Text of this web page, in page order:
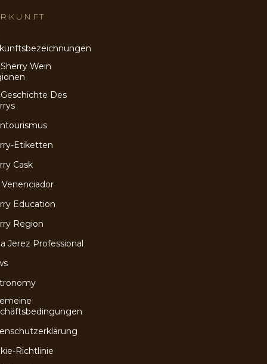
Wein
Des
Etiketten
Cask
Venenciador
Education
Region
Jerez Professional
Richtlinie